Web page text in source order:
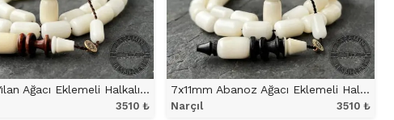
7x11mm Yılan Ağacı Eklemeli Halkalı İmame ve Hitameli Narçıl Tesbih
3510 ₺
7x11mm Abanoz Ağacı Eklemeli Halkalı İmame ve Hitameli Narçıl Tesbih
Narçıl 3510 ₺